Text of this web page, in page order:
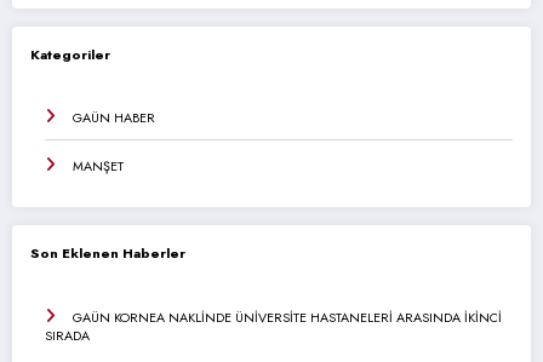
Kategoriler
GAÜN HABER
MANŞET
Son Eklenen Haberler
GAÜN KORNEA NAKLİNDE ÜNİVERSİTE HASTANELERİ ARASINDA İKİNCİ
SIRADA